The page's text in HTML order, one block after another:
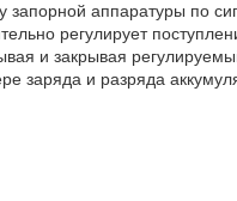
запорной аппаратуры по
регулирует
и закрывая
заряда и разряда